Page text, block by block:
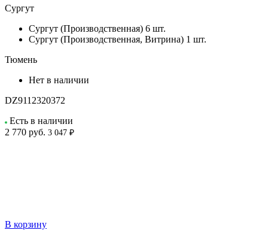
Сургут
Сургут (Производственная) 6 шт.
Сургут (Производственная, Витрина) 1 шт.
Тюмень
Нет в наличии
DZ9112320372
Есть в наличии
2 770 руб. 3 047 ₽
В корзину